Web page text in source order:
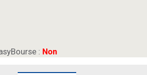
: Non